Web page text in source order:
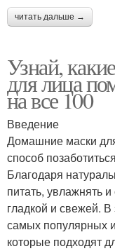
читать дальше →
Узнай,
для лица
на все 100
Введение
Домашние маски
способ
Благодаря
питать, увлажнять
гладкой и свежей.
самых популярных
которые подходят